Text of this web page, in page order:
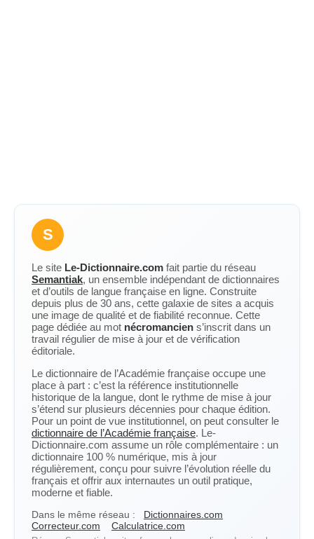
S
Le site Le-Dictionnaire.com fait partie du réseau
Semantiak, un ensemble indépendant de dictionnaires
et d’outils de langue française en ligne. Construite
depuis plus de 30 ans, cette galaxie de sites a acquis
une image de qualité et de fiabilité reconnue. Cette
page dédiée au mot nécromancien s’inscrit dans un
travail régulier de mise à jour et de vérification
éditoriale.
Le dictionnaire de l’Académie française occupe une
place à part : c’est la référence institutionnelle
historique de la langue, dont le rythme de mise à jour
s’étend sur plusieurs décennies pour chaque édition.
Pour un point de vue institutionnel, on peut consulter le
dictionnaire de l’Académie française. Le-
Dictionnaire.com assume un rôle complémentaire : un
dictionnaire 100 % numérique, mis à jour
régulièrement, conçu pour suivre l’évolution réelle du
français et offrir aux internautes un outil pratique,
moderne et fiable.
Dans le même réseau :
Dictionnaires.com
Correcteur.com
Calculatrice.com